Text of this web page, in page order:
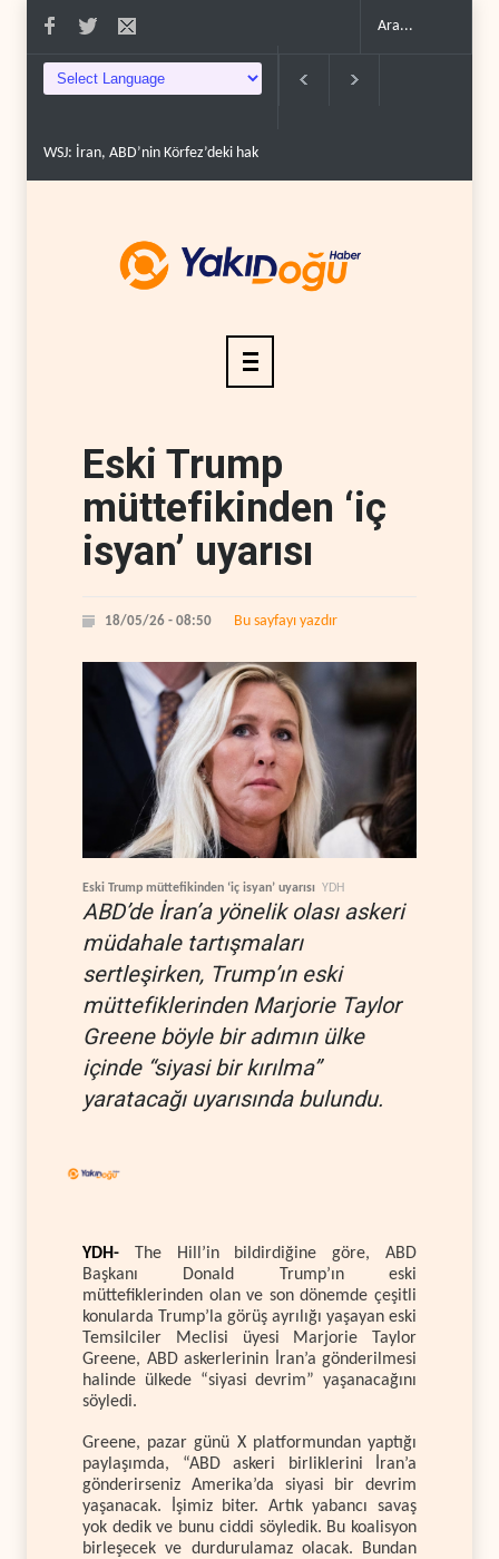
WSJ: İran, ABD’nin Körfez’deki hakimiyetini sona erdir..
Eski Trump
müttefikinden ‘iç
isyan’ uyarısı
18/05/26 - 08:50 Bu sayfayı yazdır
Eski Trump müttefikinden ‘iç isyan’ uyarısı YDH
ABD’de İran’a yönelik olası askeri
müdahale tartışmaları
sertleşirken, Trump’ın eski
müttefiklerinden Marjorie Taylor
Greene böyle bir adımın ülke
içinde “siyasi bir kırılma”
yaratacağı uyarısında bulundu.
YDH- The Hill’in bildirdiğine göre, ABD
Başkanı Donald Trump’ın eski
müttefiklerinden olan ve son dönemde çeşitli
konularda Trump’la görüş ayrılığı yaşayan eski
Temsilciler Meclisi üyesi Marjorie Taylor
Greene, ABD askerlerinin İran’a gönderilmesi
halinde ülkede “siyasi devrim” yaşanacağını
söyledi.
Greene, pazar günü X platformundan yaptığı
paylaşımda, “ABD askeri birliklerini İran’a
gönderirseniz Amerika’da siyasi bir devrim
yaşanacak. İşimiz biter. Artık yabancı savaş
yok dedik ve bunu ciddi söyledik. Bu koalisyon
birleşecek ve durdurulamaz olacak. Bundan